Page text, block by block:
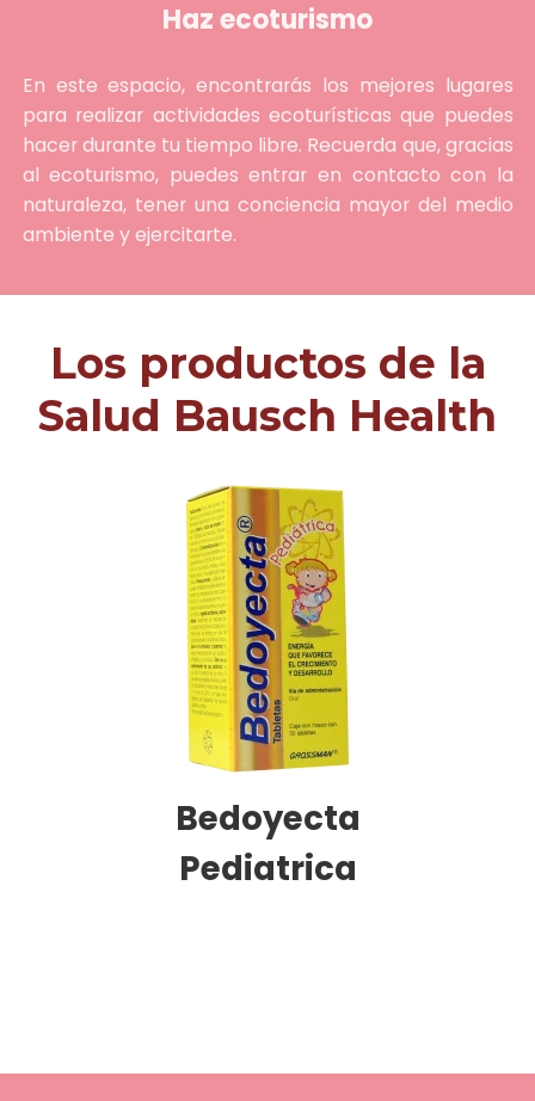
Haz ecoturismo
En este espacio, encontrarás los mejores lugares
para realizar actividades ecoturísticas que puedes
hacer durante tu tiempo libre. Recuerda que, gracias
al ecoturismo, puedes entrar en contacto con la
naturaleza, tener una conciencia mayor del medio
ambiente y ejercitarte.
Los productos de la
Salud Bausch Health
Bedoyecta
Pediatrica